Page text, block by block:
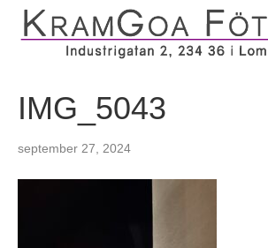
IMG_5043
september 27, 2024